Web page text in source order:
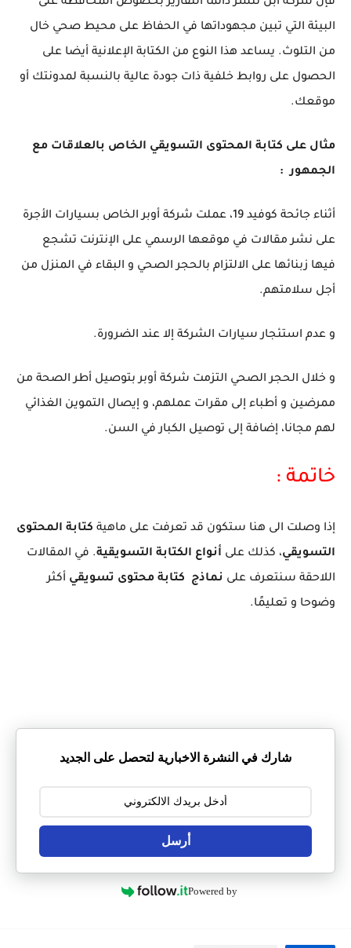
البيئة التي تبين مجهوداتها في الحفاظ على محيط صحي خال
من التلوث. يساعد هذا النوع من الكتابة الإعلانية أيضا على
الحصول على روابط خلفية ذات جودة عالية بالنسبة لمدونتك أو
موقعك.
مثال على كتابة المحتوى التسويقي الخاص بالعلاقات مع
الجمهور :
أثناء جائحة كوفيد 19، عملت شركة أوبر الخاص بسيارات الأجرة
على نشر مقالات في موقعها الرسمي على الإنترنت تشجع
فيها زبنائها على الالتزام بالحجر الصحي و البقاء في المنزل من
أجل سلامتهم.
و عدم استئجار سيارات الشركة إلا عند الضرورة.
و خلال الحجر الصحي التزمت شركة أوبر بتوصيل أطر الصحة من
ممرضين و أطباء إلى مقرات عملهم، و إيصال التموين الغذائي
لهم مجانا، إضافة إلى توصيل الكبار في السن.
خاتمة :
إذا وصلت الى هنا ستكون قد تعرفت على ماهية كتابة المحتوى
التسويقي، كذلك على أنواع الكتابة التسويقية. في المقالات
اللاحقة سنتعرف على نماذج كتابة محتوى تسويقي أكثر
وضوحا و تعليمًا.
شارك في النشرة الاخبارية لتحصل على الجديد
أرسل
Powered by